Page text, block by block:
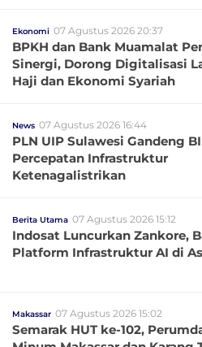
Ekonomi 07 Agustus 2026 20:37
BPKH dan Bank Muamalat
Sinergi, Dorong Digitalisasi
Haji dan Ekonomi Syariah
News 07 Agustus 2026 16:44
PLN UIP Sulawesi Gandeng
Percepatan Infrastruktur
Ketenagalistrikan
Berita Utama 07 Agustus 2026 15:12
Indosat Luncurkan Zankore,
Platform Infrastruktur AI di
Makassar 07 Agustus 2026 15:02
Semarak HUT ke-102,